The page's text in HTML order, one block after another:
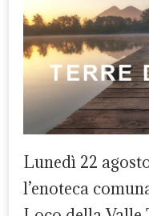
Lunedì 22
l’enoteca